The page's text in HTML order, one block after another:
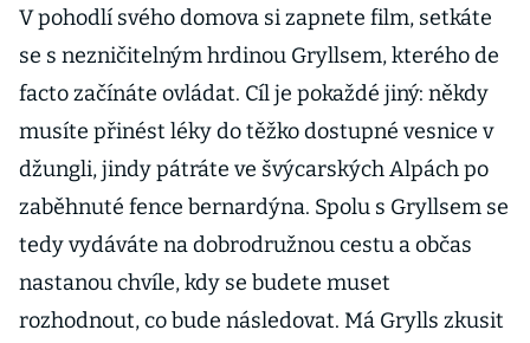
V pohodlí svého domova si zapnete film, setkáte
se s nezničitelným hrdinou Gryllsem, kterého de
facto začínáte ovládat. Cíl je pokaždé jiný: někdy
musíte přinést léky do těžko dostupné vesnice v
džungli, jindy pátráte ve švýcarských Alpách po
zaběhnuté fence bernardýna. Spolu s Gryllsem se
tedy vydáváte na dobrodružnou cestu a občas
nastanou chvíle, kdy se budete muset
rozhodnout, co bude následovat. Má Grylls zkusit